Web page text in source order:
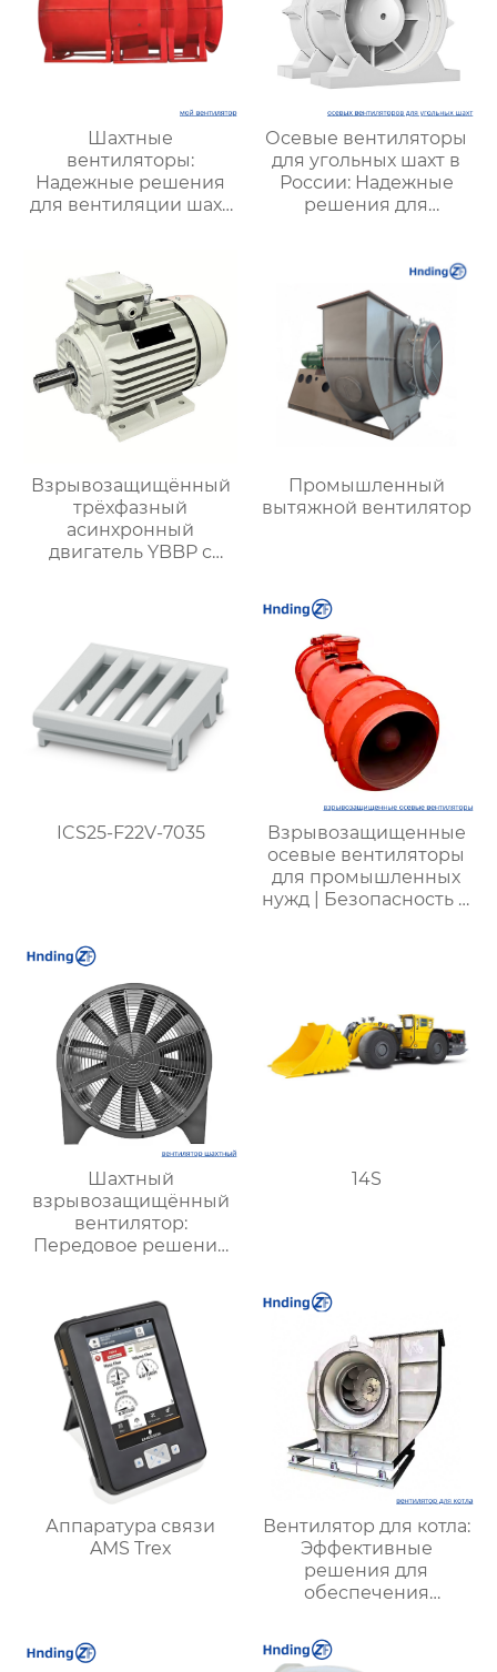
Шахтные
вентиляторы:
Надежные решения
для вентиляции шахт
Осевые вентиляторы
для угольных шахт в
России: Надежные
решения для
безопасности
Взрывозащищённый
трёхфазный
асинхронный
двигатель YBBP с
Промышленный
вытяжной вентилятор
ICS25-F22V-7035
Взрывозащищенные
осевые вентиляторы
для промышленных
нужд | Безопасность и
Шахтный
взрывозащищённый
вентилятор:
Передовое решение
вентиляции в
подземных условиях
14S
Аппаратура связи
AMS Trex
Вентилятор для котла:
Эффективные
решения для
обеспечения
котлов в
промышленности